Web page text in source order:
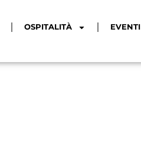
OSPITALITÀ EVENTI